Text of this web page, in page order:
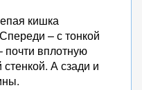
кишка
– с тонкой
почти вплотную
А сзади и